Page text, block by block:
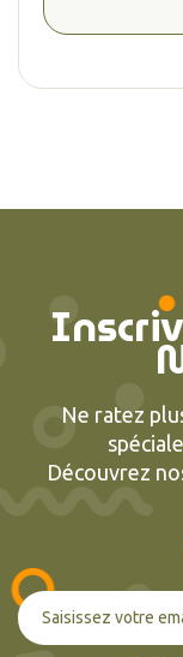
Ne ratez
Découvrez